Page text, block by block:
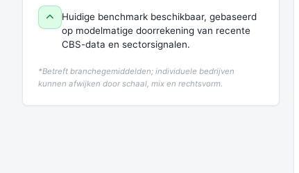
Huidige benchmark beschikbaar, gebaseerd
op modelmatige doorrekening van recente
CBS-data en sectorsignalen.
*Betreft branchegemiddelden; individuele bedrijven
kunnen afwijken door schaal, mix en rechtsvorm.